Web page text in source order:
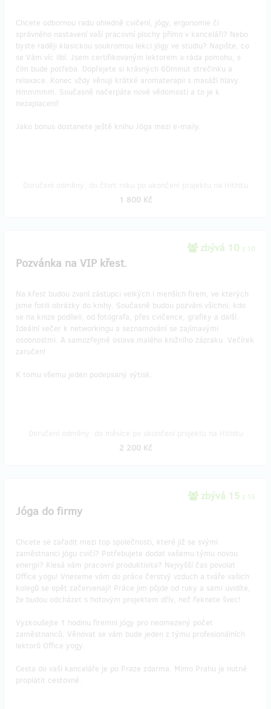
Chcete odbornou radu ohledně cvičení, jógy, ergonomie či
správného nastavení vaší pracovní plochy přímo v kanceláři? Nebo
byste raději klasickou soukromou lekci jógy ve studiu? Napište, co
se Vám víc líbí. Jsem certifikovaným lektorem a ráda pomohu, s
čím bude potřeba. Dopřejete si krásných 60minut strečinku a
relaxace. Konec vždy věnuji krátké aromaterapii s masáží hlavy.
Hmmmmm. Současně načerpáte nové vědomosti a to je k
nezaplacení!
Jako bonus dostanete ještě knihu Jóga mezi e-maily.
1 800 Kč
zbývá 10 z 10
Pozvánka na VIP křest.
Na křest budou zvaní zástupci velkých i menších firem, ve kterých
jsme fotili obrázky do knihy. Současně budou pozváni všichni, kdo
se na knize podíleli, od fotografa, přes cvičence, grafiky a další.
Ideální večer k networkingu a seznamování se zajímavými
osobnostmi. A samozřejmě oslava malého knižního zázraku. Večírek
zaručen!
K tomu všemu jeden podepsaný výtisk.
2 200 Kč
zbývá 15 z 15
Jóga do firmy
Chcete se zařadit mezi top společnosti, které již se svými
zaměstnanci jógu cvičí? Potřebujete dodat vašemu týmu novou
energii? Klesá vám pracovní produktivita? Nejvyšší čas povolat
Office yogu! Vneseme vám do práce čerstvý vzduch a tváře vašich
kolegů se opět začervenají! Práce jim půjde od ruky a sami uvidíte,
že budou odcházet s hotovým projektem dřív, než řeknete švec!
Vyzkoušejte 1 hodinu firemní jógy pro neomezený počet
zaměstnanců. Věnovat se vám bude jeden z týmu profesionálních
lektorů Office yogy.
Cesta do vaší kanceláře je po Praze zdarma. Mimo Prahu je nutné
proplatit cestovné.